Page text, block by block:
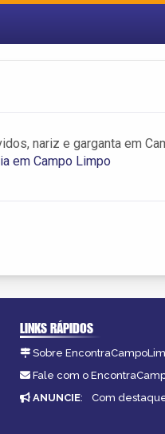
nariz e garganta em
em Campo Limpo
LINKS RÁPIDOS
Sobre
Fale com o
ANUNCIE: Com